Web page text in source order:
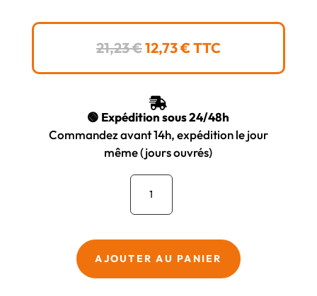
21,23€LE
ÉTAIT :
21,23 €.
12,73€LE
12,73 €.
TTC

🟢 Expédition sous 24/48h
Commandez avant 14h, expédition le jour
même (jours ouvrés)
quantité
Foret
PLUS
AJOUTER AU PANIER